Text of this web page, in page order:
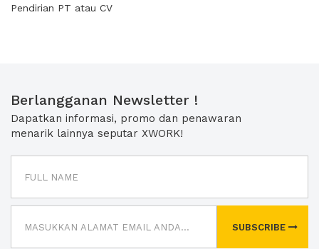
Pendirian PT atau CV
Berlangganan Newsletter !
Dapatkan informasi, promo dan penawaran
menarik lainnya seputar XWORK!
SUBSCRIBE